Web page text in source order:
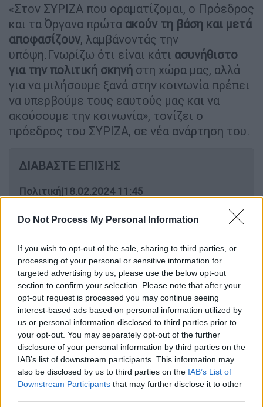
Do Not Process My Personal Information
If you wish to opt-out of the sale, sharing to third parties, or
processing of your personal or sensitive information for
targeted advertising by us, please use the below opt-out
section to confirm your selection. Please note that after your
opt-out request is processed you may continue seeing
interest-based ads based on personal information utilized by
us or personal information disclosed to third parties prior to
your opt-out. You may separately opt-out of the further
disclosure of your personal information by third parties on the
IAB’s list of downstream participants. This information may
also be disclosed by us to third parties on the IAB’s List of
Downstream Participants that may further disclose it to other
«Στον ΣΥΡΙΖΑ που οραματίζομαι, ο Πρόεδρος
και τα Όργανα πρώτα ακούν τη βάση και μετά
αποφασίζουν, λαμβάνοντάς την
υπόψη.Γνωρίζω ότι είναι κάτι ασυνήθιστο
για την πολιτική σκηνή στη χώρα μας, αλλά
για να μιλήσουμε ξανά στην κοινωνία πρέπει
να υπερβούμε τους εαυτούς μας και να
ακούσουμε την κοινωνία», τονίζει ο
πρόεδρος του ΣΥΡΙΖΑ, σε νέα ανάρτηση του.
ΔΙΑΒΑΣΤΕ ΕΠΙΣΗΣ
Πολιτική|18.02.2024 11:45
Το ερωτηματολόγιο του iSYRIZA δεν
θα συζητηθεί στο Συνέδριο - Τι
Πολιτική|18.02.2024 10:18
Νέα ένταση στον ΣΥΡΙΖΑ: Η
Γεροβασίλη αδειάζει Κασσελάκη και
ζητά έκτακτη Πολιτική Γραμματεία
«Το να δώσουμεφωνήσταμέληήτανβασική
μουδέσμευσηαπό την πρώτη στιγμή, όταν